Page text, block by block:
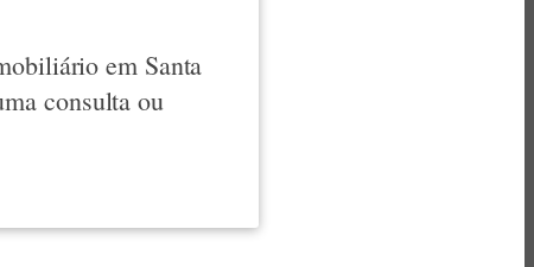
em Santa
consulta ou